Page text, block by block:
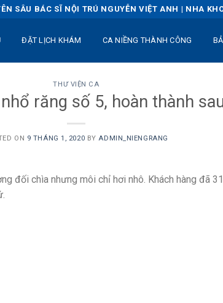
SÂU BÁC SĨ NỘI TRÚ NGUYỄN VIỆT ANH | NHA
ĐẶT LỊCH KHÁM CA NIỀNG THÀNH CÔNG
THƯ VIỆN CA
răng số 5, hoàn thành
ON 9 THÁNG 1, 2020 BY ADMIN_NIENGRANG
đối chìa nhưng môi chỉ hơi nhô. Khách hàng đã